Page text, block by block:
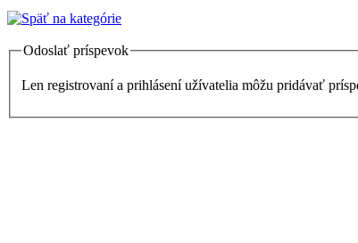
Odoslať príspevok
Len registrovaní a prihlásení užívatelia môžu pridávať